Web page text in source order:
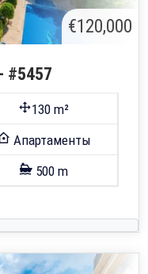
€120,000
#5457
130 m²
Апартаменты
500 m